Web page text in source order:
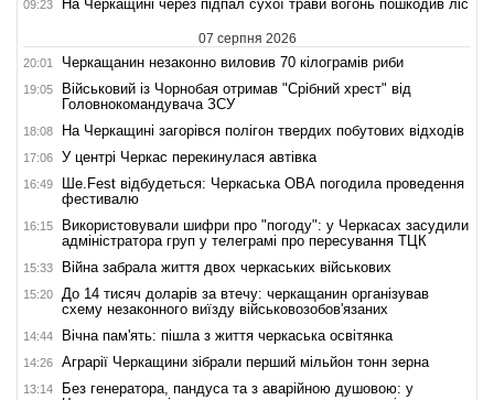
09:23 На Черкащині через підпал сухої трави вогонь пошкодив ліс
07 серпня 2026
20:01 Черкащанин незаконно виловив 70 кілограмів риби
19:05
Військовий із Чорнобая отримав "Срібний хрест" від
Головнокомандувача ЗСУ
18:08 На Черкащині загорівся полігон твердих побутових відходів
17:06 У центрі Черкас перекинулася автівка
16:49
Ше.Fest відбудеться: Черкаська ОВА погодила проведення
фестивалю
16:15
Використовували шифри про "погоду": у Черкасах засудили
адміністратора груп у телеграмі про пересування ТЦК
15:33 Війна забрала життя двох черкаських військових
15:20
До 14 тисяч доларів за втечу: черкащанин організував
схему незаконного виїзду військовозобов'язаних
14:44 Вічна пам'ять: пішла з життя черкаська освітянка
14:26 Аграрії Черкащини зібрали перший мільйон тонн зерна
13:14
Без генератора, пандуса та з аварійною душовою: у